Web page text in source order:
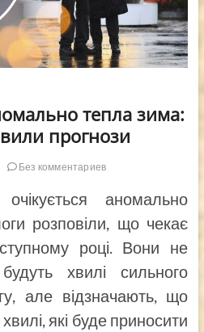
тепла зима:
прогнози
Без комментариев
аномально
розповіли, що чекає
році. Вони не
хвилі сильного
але відзначають, що
хвилі, які буде приносити